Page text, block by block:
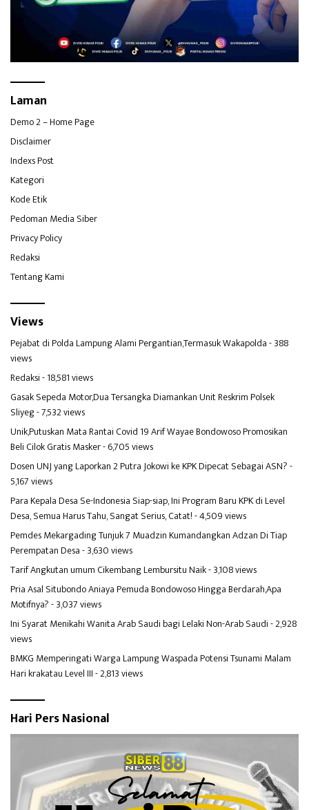
Laman
Demo 2 – Home Page
Disclaimer
Indexs Post
Kategori
Kode Etik
Pedoman Media Siber
Privacy Policy
Redaksi
Tentang Kami
Views
Pejabat di Polda Lampung Alami Pergantian,Termasuk Wakapolda- 388
views
Redaksi- 18,581 views
Gasak Sepeda Motor,Dua Tersangka Diamankan Unit Reskrim Polsek
Sliyeg- 7,532 views
Unik,Putuskan Mata Rantai Covid 19 Arif Wayae Bondowoso Promosikan
Beli Cilok Gratis Masker- 6,705 views
Dosen UNJ yang Laporkan 2 Putra Jokowi ke KPK Dipecat Sebagai ASN?-
5,167 views
Para Kepala Desa Se-Indonesia Siap-siap, Ini Program Baru KPK di Level
Desa, Semua Harus Tahu, Sangat Serius, Catat!- 4,509 views
Pemdes Mekargading Tunjuk 7 Muadzin Kumandangkan Adzan Di Tiap
Perempatan Desa- 3,630 views
Tarif Angkutan umum Cikembang Lembursitu Naik- 3,108 views
Pria Asal Situbondo Aniaya Pemuda Bondowoso Hingga Berdarah,Apa
Motifnya?- 3,037 views
Ini Syarat Menikahi Wanita Arab Saudi bagi Lelaki Non-Arab Saudi- 2,928
views
BMKG Memperingati Warga Lampung Waspada Potensi Tsunami Malam
Hari krakatau Level III- 2,813 views
Hari Pers Nasional